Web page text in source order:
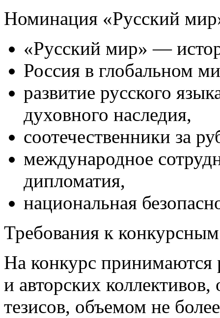
Номинация «Русский
«Русский мир» —
Россия в глобальном
развитие русского
духовного наследия,
соотечественники за
международное
дипломатия,
национальная
Требования к
На конкурс принимаются
и авторских
тезисов, объемом не